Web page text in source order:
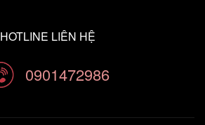
HOTLINE LIÊN HỆ
0901472986